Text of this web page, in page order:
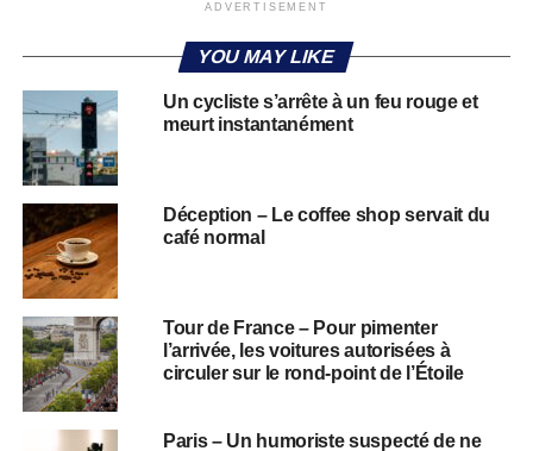
ADVERTISEMENT
YOU MAY LIKE
Un cycliste s’arrête à un feu rouge et
meurt instantanément
Déception – Le coffee shop servait du
café normal
Tour de France – Pour pimenter
l’arrivée, les voitures autorisées à
circuler sur le rond-point de l’Étoile
Paris – Un humoriste suspecté de ne